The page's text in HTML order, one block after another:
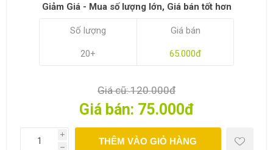
Giảm Giá - Mua số lượng lớn, Giá bán tốt hơn
Số lượng
20+
Giá bán
65.000đ
Giá cũ:120.000đ
Giá bán: 75.000đ
i
h
THÊM VÀO GIỎ HÀNG